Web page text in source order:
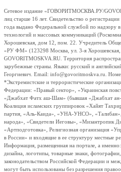
Сетевое издание «ГОВОРИТМОСКВА.РУ/
лиц старше 16 лет. Свидетельство о
года выдано Федеральной службой по надзору
технологий и массовых коммуникаций
Хорошевская, дом 12, пом. 22. Учредитель
«РУ ФМ» (123298 Москва, ул. 3-я
GOVORITMOSKVA.RU. Территория
зарубежные страны. Языки: русский и
Георгиевич. Email: info@govoritmoskva.ru.
*Экстремистские и террористические
Федерации: «Правый сектор», «Украинская
«Джабхат Фатх аш-Шам» (бывшая «Джабхат
Коалиция исламских группировок «Хайят
партия, «Аль-Каида», «УНА-УНСО», «Талибан»,
народа», «Свидетели Иеговы», «Мизантропик
«Артподготовка», Религиозная организация
в России» и входящие в ее структуру местные
Информация, размещенная на портале, а
дизайна, логотипы, товарные знаки,
законодательством Российской Федерации и
могут быть использованы без разрешения